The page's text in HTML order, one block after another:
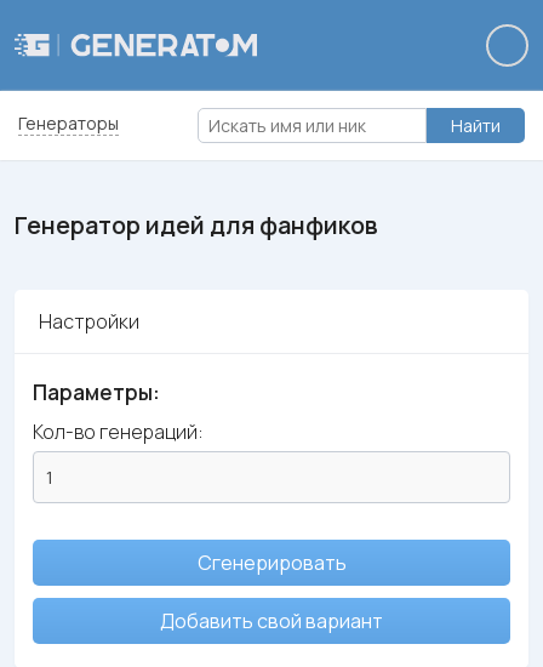
Генераторы Найти
Генератор идей для фанфиков
Настройки
Параметры:
Кол-во генераций:
Сгенерировать
Добавить свой вариант